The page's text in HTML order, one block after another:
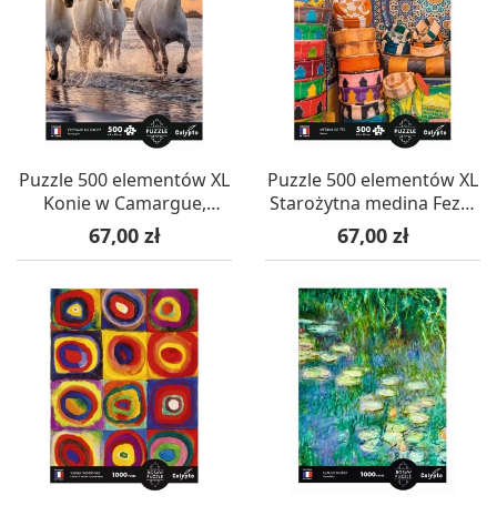
Puzzle 500 elementów XL
Konie w Camargue,
Calypto
Cena
67,00 zł
Puzzle 500 elementów XL
Starożytna medina Fezu,
Calypto
Cena
67,00 zł